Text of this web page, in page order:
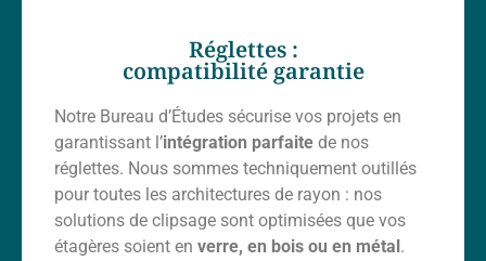
Réglettes :
compatibilité garantie
Notre Bureau d’Études sécurise vos projets en
garantissant l’intégration parfaite de nos
réglettes. Nous sommes techniquement outillés
pour toutes les architectures de rayon : nos
solutions de clipsage sont optimisées que vos
étagères soient en verre, en bois ou en métal .